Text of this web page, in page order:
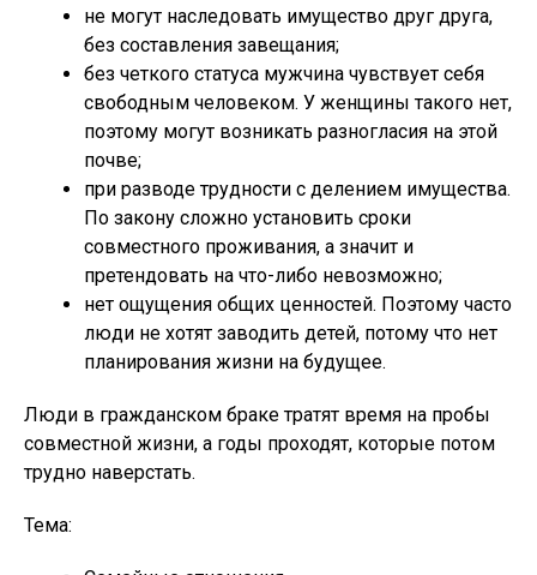
не могут наследовать имущество друг друга,
без составления завещания;
без четкого статуса мужчина чувствует себя
свободным человеком. У женщины такого нет,
поэтому могут возникать разногласия на этой
почве;
при разводе трудности с делением имущества.
По закону сложно установить сроки
совместного проживания, а значит и
претендовать на что-либо невозможно;
нет ощущения общих ценностей. Поэтому часто
люди не хотят заводить детей, потому что нет
планирования жизни на будущее.
Люди в гражданском браке тратят время на пробы
совместной жизни, а годы проходят, которые потом
трудно наверстать.
Тема: